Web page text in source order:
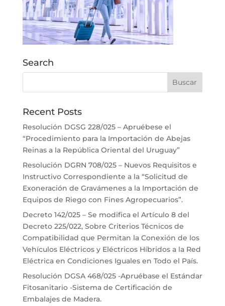
Search
Recent Posts
Resolución DGSG 228/025 – Apruébese el
“Procedimiento para la Importación de Abejas
Reinas a la República Oriental del Uruguay”
Resolución DGRN 708/025 – Nuevos Requisitos e
Instructivo Correspondiente a la “Solicitud de
Exoneración de Gravámenes a la Importación de
Equipos de Riego con Fines Agropecuarios”.
Decreto 142/025 – Se modifica el Artículo 8 del
Decreto 225/022, Sobre Criterios Técnicos de
Compatibilidad que Permitan la Conexión de los
Vehículos Eléctricos y Eléctricos Híbridos a la Red
Eléctrica en Condiciones Iguales en Todo el País.
Resolución DGSA 468/025 -Apruébase el Estándar
Fitosanitario -Sistema de Certificación de
Embalajes de Madera.